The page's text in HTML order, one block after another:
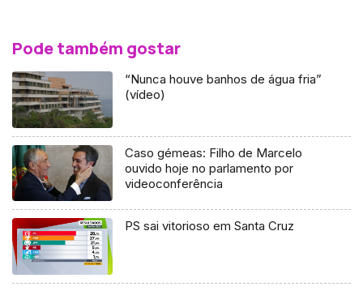
Pode também gostar
“Nunca houve banhos de água fria”
(vídeo)
Caso gémeas: Filho de Marcelo
ouvido hoje no parlamento por
videoconferência
PS sai vitorioso em Santa Cruz